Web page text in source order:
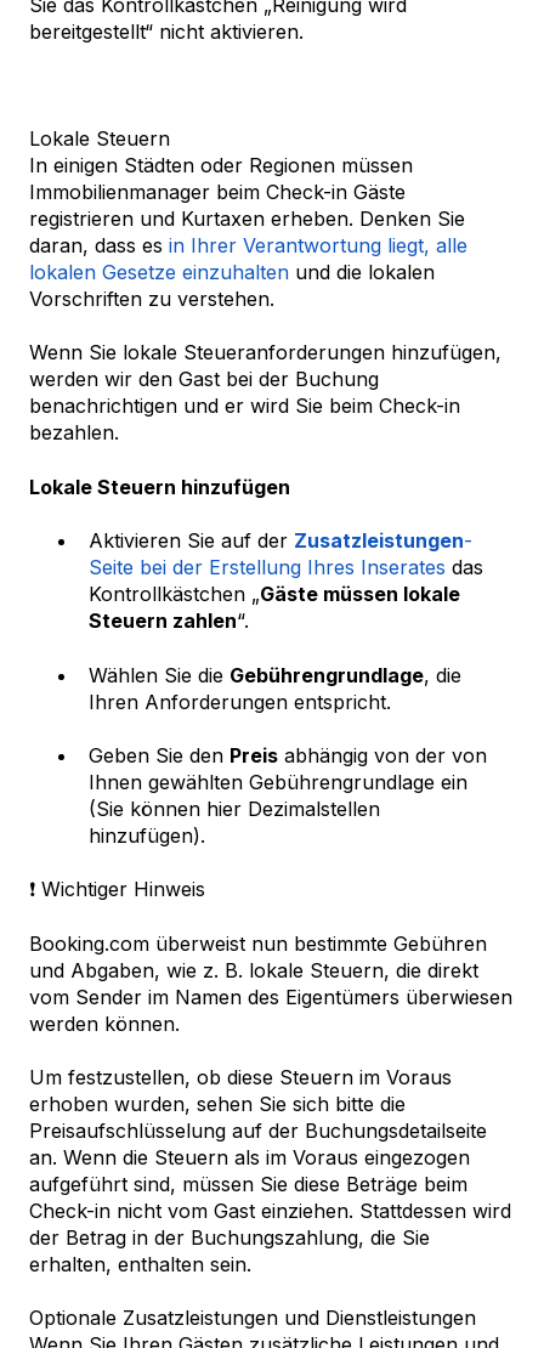
bereitgestellt“ nicht aktivieren.
Lokale Steuern
In einigen Städten oder Regionen müssen
Immobilienmanager beim Check-in Gäste
registrieren und Kurtaxen erheben. Denken Sie
daran, dass es in Ihrer Verantwortung liegt, alle
lokalen Gesetze einzuhalten und die lokalen
Vorschriften zu verstehen.
Wenn Sie lokale Steueranforderungen hinzufügen,
werden wir den Gast bei der Buchung
benachrichtigen und er wird Sie beim Check-in
bezahlen.
Lokale Steuern hinzufügen
Aktivieren Sie auf der Zusatzleistungen-
Seite bei der Erstellung Ihres Inserates das
Kontrollkästchen „Gäste müssen lokale
Steuern zahlen“.
Wählen Sie die Gebührengrundlage, die
Ihren Anforderungen entspricht.
Geben Sie den Preis abhängig von der von
Ihnen gewählten Gebührengrundlage ein
(Sie können hier Dezimalstellen
hinzufügen).
❗ Wichtiger Hinweis
Booking.com überweist nun bestimmte Gebühren
und Abgaben, wie z. B. lokale Steuern, die direkt
vom Sender im Namen des Eigentümers überwiesen
werden können.
Um festzustellen, ob diese Steuern im Voraus
erhoben wurden, sehen Sie sich bitte die
Preisaufschlüsselung auf der Buchungsdetailseite
an. Wenn die Steuern als im Voraus eingezogen
aufgeführt sind, müssen Sie diese Beträge beim
Check-in nicht vom Gast einziehen. Stattdessen wird
der Betrag in der Buchungszahlung, die Sie
erhalten, enthalten sein.
Optionale Zusatzleistungen und Dienstleistungen